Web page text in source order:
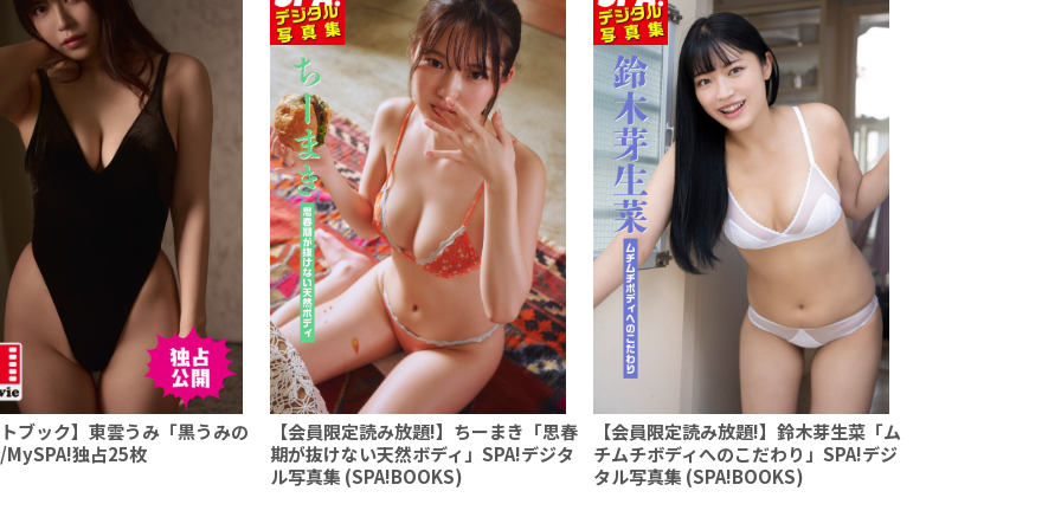
ブック】東雲うみ「黒うみの
MySPA!独占25枚
【会員限定読み放題!】ちーまき「思春
期が抜けない天然ボディ」SPA!デジタ
ル写真集 (SPA!BOOKS)
【会員限定読み放題!】鈴木芽生菜「ム
チムチボディへのこだわり」SPA!デジ
タル写真集 (SPA!BOOKS)